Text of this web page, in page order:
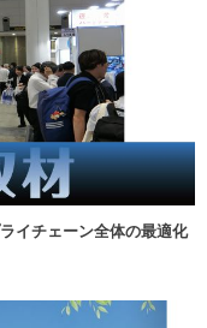
イチェーン全体の最適化